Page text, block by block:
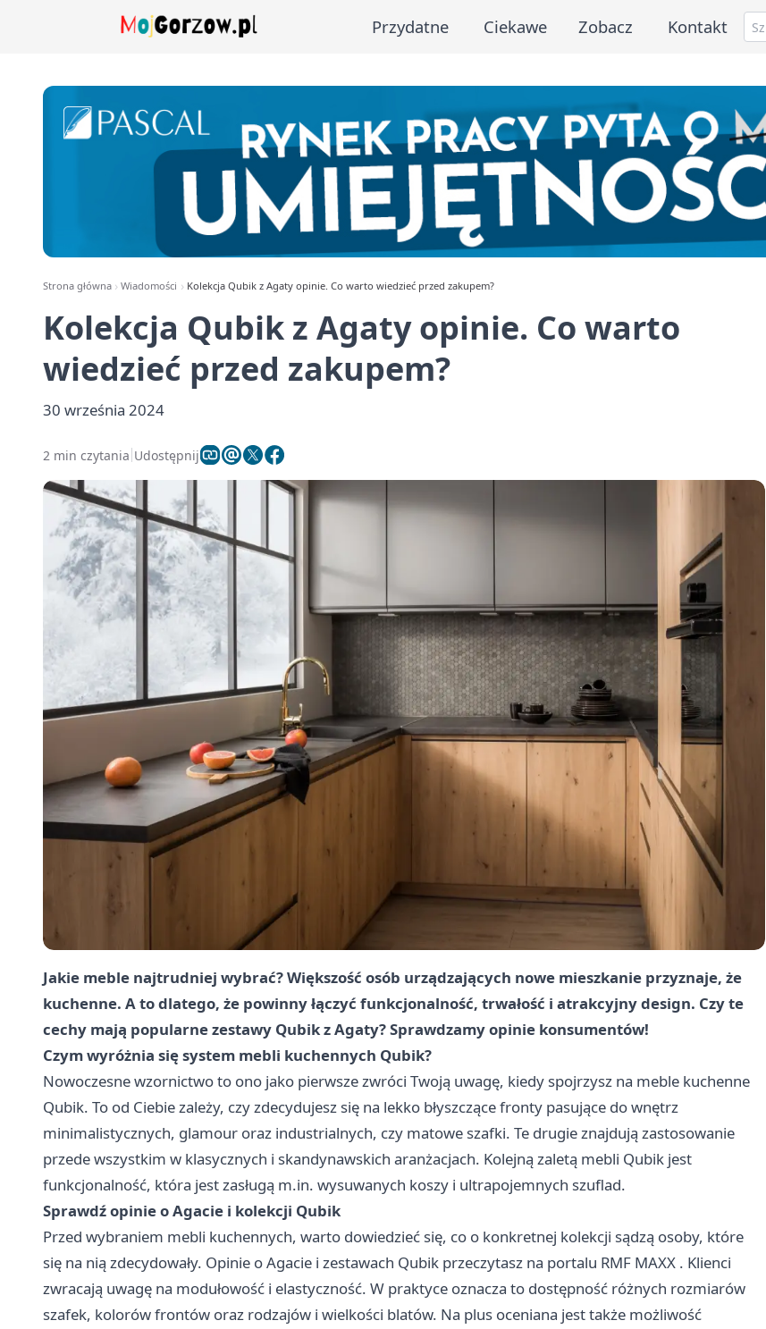
Przydatne Ciekawe Zobacz Kontakt
Strona główna Wiadomości Kolekcja Qubik z Agaty opinie. Co warto wiedzieć przed zakupem?
Kolekcja Qubik z Agaty opinie. Co warto
wiedzieć przed zakupem?
30 września 2024
2 min czytania Udostępnij
Jakie meble najtrudniej wybrać? Większość osób urządzających nowe mieszkanie przyznaje, że
kuchenne. A to dlatego, że powinny łączyć funkcjonalność, trwałość i atrakcyjny design. Czy te
cechy mają popularne zestawy Qubik z Agaty? Sprawdzamy opinie konsumentów!
Czym wyróżnia się system mebli kuchennych Qubik?
Nowoczesne wzornictwo to ono jako pierwsze zwróci Twoją uwagę, kiedy spojrzysz na meble kuchenne
Qubik. To od Ciebie zależy, czy zdecydujesz się na lekko błyszczące fronty pasujące do wnętrz
minimalistycznych, glamour oraz industrialnych, czy matowe szafki. Te drugie znajdują zastosowanie
przede wszystkim w klasycznych i skandynawskich aranżacjach. Kolejną zaletą mebli Qubik jest
funkcjonalność, która jest zasługą m.in. wysuwanych koszy i ultrapojemnych szuflad.
Sprawdź opinie o Agacie i kolekcji Qubik
Przed wybraniem mebli kuchennych, warto dowiedzieć się, co o konkretnej kolekcji sądzą osoby, które
się na nią zdecydowały. Opinie o Agacie i zestawach Qubik przeczytasz na portalu RMF MAXX . Klienci
zwracają uwagę na modułowość i elastyczność. W praktyce oznacza to dostępność różnych rozmiarów
szafek, kolorów frontów oraz rodzajów i wielkości blatów. Na plus oceniana jest także możliwość